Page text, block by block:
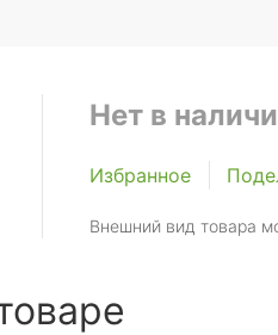
Нет в
Избранное
Внешний вид товара